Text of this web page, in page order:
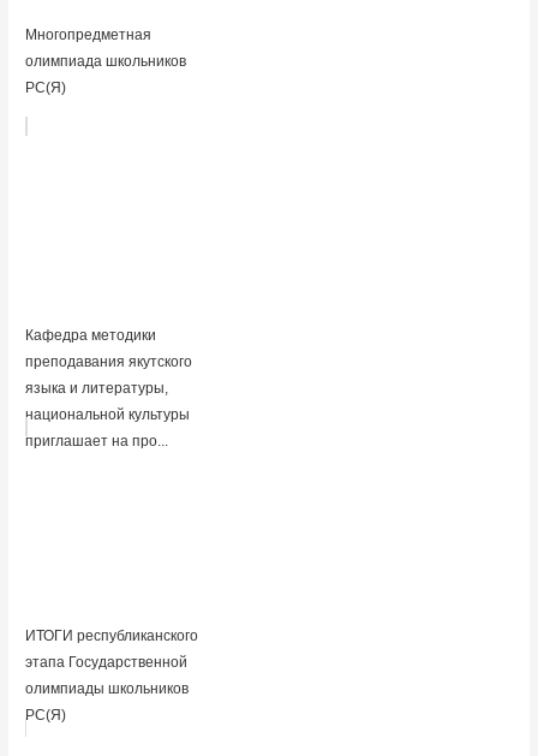
Многопредметная
олимпиада школьников
РС(Я)
Кафедра методики
преподавания якутского
языка и литературы,
национальной культуры
приглашает на про...
ИТОГИ республиканского
этапа Государственной
олимпиады школьников
РС(Я)